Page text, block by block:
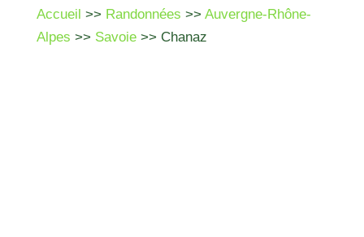
Accueil >> Randonnées >> Auvergne-Rhône-
Alpes >> Savoie>> Chanaz